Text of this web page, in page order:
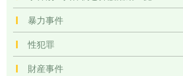
暴力事件
性犯罪
財産事件